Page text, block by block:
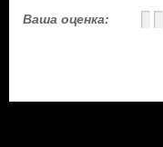
Ваша оценка: